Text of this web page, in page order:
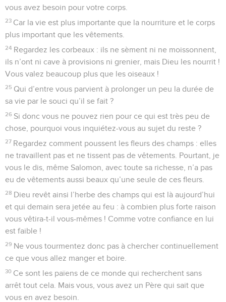
vous avez besoin pour votre corps.
23 Car la vie est plus importante que la nourriture et le corps
plus important que les vêtements.
24 Regardez les corbeaux : ils ne sèment ni ne moissonnent,
ils n’ont ni cave à provisions ni grenier, mais Dieu les nourrit !
Vous valez beaucoup plus que les oiseaux !
25 Qui d’entre vous parvient à prolonger un peu la durée de
sa vie par le souci qu’il se fait ?
26 Si donc vous ne pouvez rien pour ce qui est très peu de
chose, pourquoi vous inquiétez-vous au sujet du reste ?
27 Regardez comment poussent les fleurs des champs : elles
ne travaillent pas et ne tissent pas de vêtements. Pourtant, je
vous le dis, même Salomon, avec toute sa richesse, n’a pas
eu de vêtements aussi beaux qu’une seule de ces fleurs.
28 Dieu revêt ainsi l’herbe des champs qui est là aujourd’hui
et qui demain sera jetée au feu : à combien plus forte raison
vous vêtira-t-il vous-mêmes ! Comme votre confiance en lui
est faible !
29 Ne vous tourmentez donc pas à chercher continuellement
ce que vous allez manger et boire.
30 Ce sont les païens de ce monde qui recherchent sans
arrêt tout cela. Mais vous, vous avez un Père qui sait que
vous en avez besoin.